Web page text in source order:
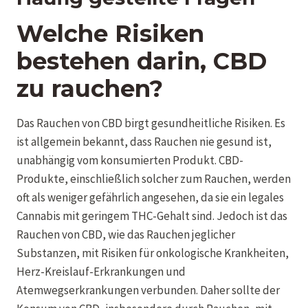
Welche Risiken
bestehen darin, CBD
zu rauchen?
Das Rauchen von CBD birgt gesundheitliche Risiken. Es
ist allgemein bekannt, dass Rauchen nie gesund ist,
unabhängig vom konsumierten Produkt. CBD-
Produkte, einschließlich solcher zum Rauchen, werden
oft als weniger gefährlich angesehen, da sie ein legales
Cannabis mit geringem THC-Gehalt sind. Jedoch ist das
Rauchen von CBD, wie das Rauchen jeglicher
Substanzen, mit Risiken für onkologische Krankheiten,
Herz-Kreislauf-Erkrankungen und
Atemwegserkrankungen verbunden. Daher sollte der